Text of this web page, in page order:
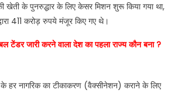
खेती के पुनरुद्धार के लिए केसर मिशन शुरू किया गया था,
411 करोड़ रुपये मंजूर किए गए थे।
टेंडर जारी करने वाला देश का पहला राज्य कौन बना ?
हर नागरिक का टीकाकरण (वैक्सीनेशन) कराने के लिए